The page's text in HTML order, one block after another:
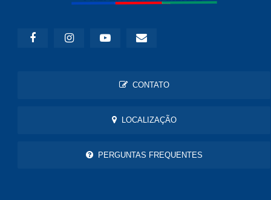
CONTATO
LOCALIZAÇÃO
PERGUNTAS FREQUENTES